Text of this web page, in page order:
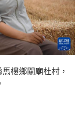
樓鄉關廟杜村，